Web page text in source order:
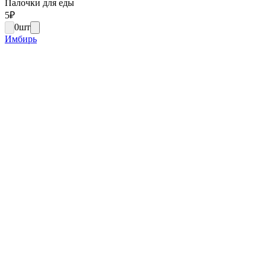
Палочки для еды
5₽
0шт
Имбирь